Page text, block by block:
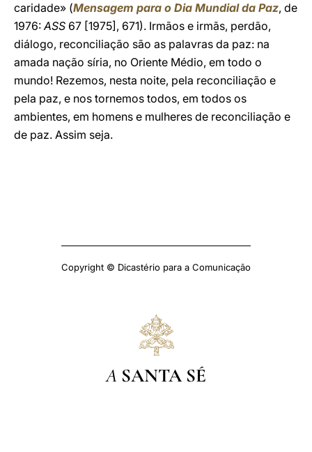
caridade» (Mensagem para o Dia Mundial da Paz, de
1976:ASS 67 [1975], 671). Irmãos e irmãs, perdão,
diálogo, reconciliação são as palavras da paz: na
amada nação síria, no Oriente Médio, em todo o
mundo! Rezemos, nesta noite, pela reconciliação e
pela paz, e nos tornemos todos, em todos os
ambientes, em homens e mulheres de reconciliação e
de paz. Assim seja.
Copyright © Dicastério para a Comunicação
A SANTA SÉ